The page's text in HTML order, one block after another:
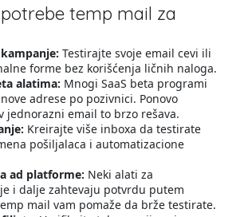
temp mail za
Testirajte svoje email cevi ili
forme bez korišćenja ličnih naloga.
alatima: Mnogi SaaS beta programi
adrese po pozivnici. Ponovo
jednorazni email to brzo rešava.
Kreirajte više inboxa da testirate
pošiljalaca i automatizacione
ad platforme: Neki alati za
i dalje zahtevaju potvrdu putem
mail vam pomaže da brže testirate.